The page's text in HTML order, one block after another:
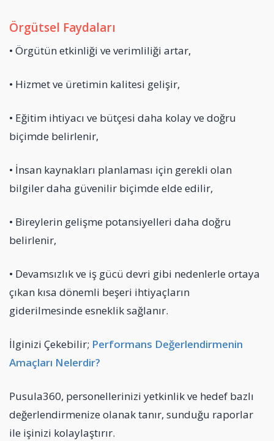
Örgütsel Faydaları
• Örgütün etkinliği ve verimliliği artar,
• Hizmet ve üretimin kalitesi gelişir,
• Eğitim ihtiyacı ve bütçesi daha kolay ve doğru
biçimde belirlenir,
• İnsan kaynakları planlaması için gerekli olan
bilgiler daha güvenilir biçimde elde edilir,
• Bireylerin gelişme potansiyelleri daha doğru
belirlenir,
• Devamsızlık ve iş gücü devri gibi nedenlerle ortaya
çıkan kısa dönemli beşeri ihtiyaçların
giderilmesinde esneklik sağlanır.
İlginizi Çekebilir; Performans Değerlendirmenin
Amaçları Nelerdir?
Pusula360, personellerinizi yetkinlik ve hedef bazlı
değerlendirmenize olanak tanır, sunduğu raporlar
ile işinizi kolaylaştırır.